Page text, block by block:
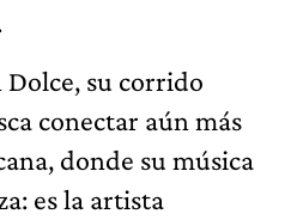
Dolce, su corrido
conectar aún más
donde su música
es la artista